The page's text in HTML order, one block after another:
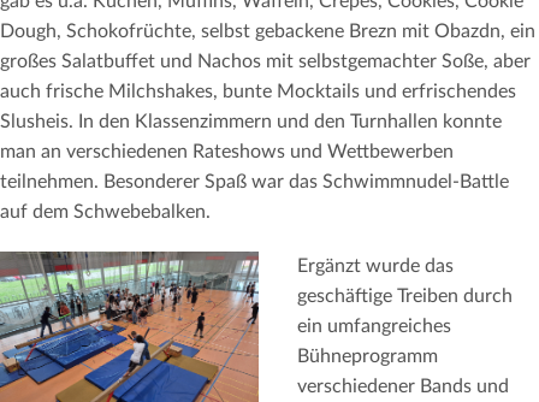
Dough, Schokofrüchte, selbst gebackene Brezn mit Obazdn, ein
großes Salatbuffet und Nachos mit selbstgemachter Soße, aber
auch frische Milchshakes, bunte Mocktails und erfrischendes
Slusheis. In den Klassenzimmern und den Turnhallen konnte
man an verschiedenen Rateshows und Wettbewerben
teilnehmen. Besonderer Spaß war das Schwimmnudel-Battle
auf dem Schwebebalken.
Ergänzt wurde das
geschäftige Treiben durch
ein umfangreiches
Bühneprogramm
verschiedener Bands und